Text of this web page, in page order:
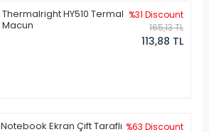
Thermalright HY510 Termal
Macun
%31 Discount
165,13 TL
113,88 TL
Notebook Ekran Çift Taraflı %63 Discount